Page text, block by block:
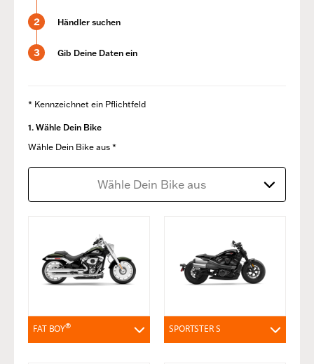
2 Händler suchen
3 Gib Deine Daten ein
* Kennzeichnet ein Pflichtfeld
1. Wähle Dein Bike
Wähle Dein Bike aus *
Wähle Dein Bike aus
FAT BOY® SPORTSTER S